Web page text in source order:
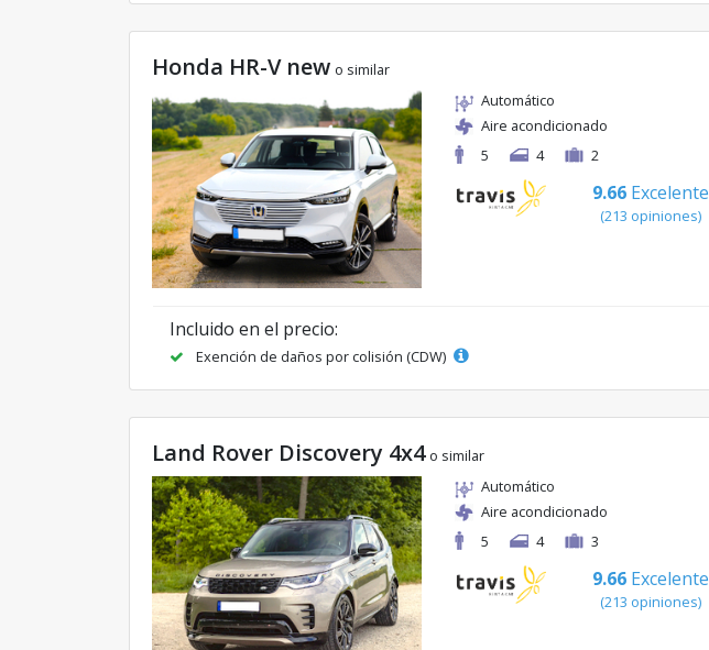
Honda HR-V new o similar
Automático
Aire acondicionado
5
4 2
9.66 Excelente
(213 opiniones)
Incluido en el precio:
Exención de daños por colisión (CDW)
Land Rover Discovery 4x4 o similar
Automático
Aire acondicionado
5
4 3
9.66 Excelente
(213 opiniones)